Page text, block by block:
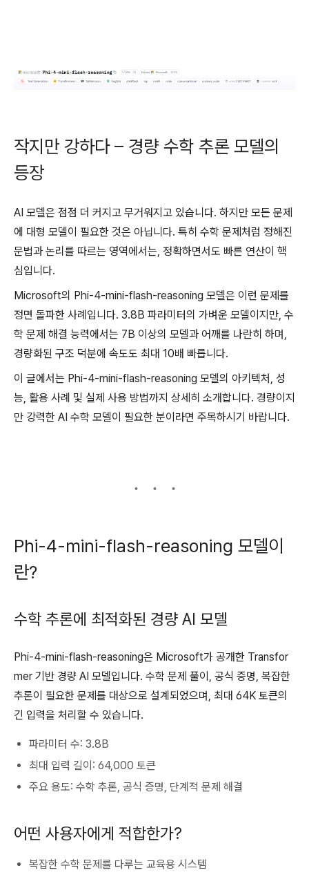
작지만 강하다 – 경량 수학 추론 모델의
등장
AI 모델은 점점 더 커지고 무거워지고 있습니다. 하지만 모든 문제
에 대형 모델이 필요한 것은 아닙니다. 특히 수학 문제처럼 정해진
문법과 논리를 따르는 영역에서는, 정확하면서도 빠른 연산이 핵
심입니다.
Microsoft의 Phi-4-mini-flash-reasoning 모델은 이런 문제를
정면 돌파한 사례입니다. 3.8B 파라미터의 가벼운 모델이지만, 수
학 문제 해결 능력에서는 7B 이상의 모델과 어깨를 나란히 하며,
경량화된 구조 덕분에 속도도 최대 10배 빠릅니다.
이 글에서는 Phi-4-mini-flash-reasoning 모델의 아키텍처, 성
능, 활용 사례 및 실제 사용 방법까지 상세히 소개합니다. 경량이지
만 강력한 AI 수학 모델이 필요한 분이라면 주목하시기 바랍니다.
Phi-4-mini-flash-reasoning 모델이
란?
수학 추론에 최적화된 경량 AI 모델
Phi-4-mini-flash-reasoning은 Microsoft가 공개한 Transfor
mer 기반 경량 AI 모델입니다. 수학 문제 풀이, 공식 증명, 복잡한
추론이 필요한 문제를 대상으로 설계되었으며, 최대 64K 토큰의
긴 입력을 처리할 수 있습니다.
파라미터 수: 3.8B
최대 입력 길이: 64,000 토큰
주요 용도: 수학 추론, 공식 증명, 단계적 문제 해결
어떤 사용자에게 적합한가?
복잡한 수학 문제를 다루는 교육용 시스템